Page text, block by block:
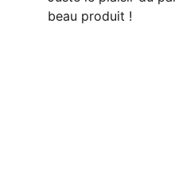
beau produit !